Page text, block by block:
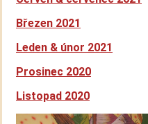
Březen 2021
Leden & únor 2021
Prosinec 2020
Listopad 2020